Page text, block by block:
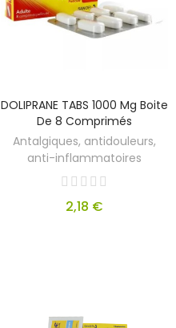
DOLIPRANE TABS 1000 Mg Boite
De 8 Comprimés
Antalgiques, antidouleurs,
anti-inflammatoires
2,18 €